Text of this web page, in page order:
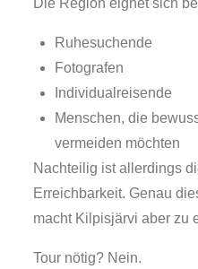
Die Region eignet sich
Ruhesuchende
Fotografen
Individualreisende
Menschen, die
vermeiden möchten
Nachteilig ist allerdings
Erreichbarkeit. Genau
macht Kilpisjärvi aber zu
Tour nötig? Nein.